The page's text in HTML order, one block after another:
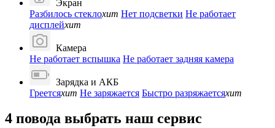
Экран
Разбилось стеклохит Нет подсветки Не работает
дисплейхит
Камера
Не работает вспышка Не работает задняя камера
Зарядка и АКБ
Греетсяхит Не заряжается Быстро разряжаетсяхит
4 повода выбрать наш сервис